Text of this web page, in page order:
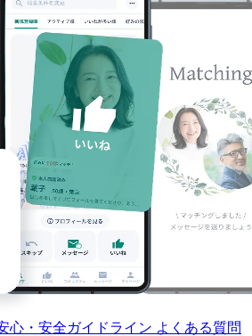
心・安全ガイドライン よくある質問